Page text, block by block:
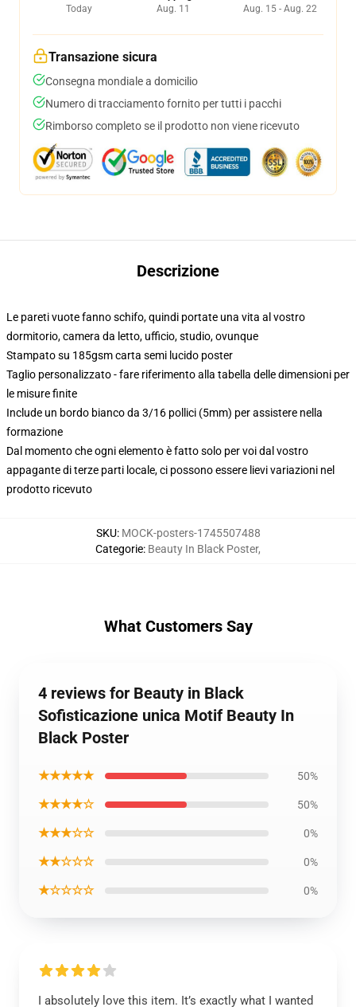
Today
Aug. 11
Aug. 15 - Aug. 22
Transazione sicura
Consegna mondiale a domicilio
Numero di tracciamento fornito per tutti i pacchi
Rimborso completo se il prodotto non viene ricevuto
Descrizione
Le pareti vuote fanno schifo, quindi portate una vita al vostro
dormitorio, camera da letto, ufficio, studio, ovunque
Stampato su 185gsm carta semi lucido poster
Taglio personalizzato - fare riferimento alla tabella delle dimensioni per
le misure finite
Include un bordo bianco da 3/16 pollici (5mm) per assistere nella
formazione
Dal momento che ogni elemento è fatto solo per voi dal vostro
appagante di terze parti locale, ci possono essere lievi variazioni nel
prodotto ricevuto
SKU: MOCK-posters-1745507488
Categorie: Beauty In Black Poster,
What Customers Say
4 reviews for Beauty in Black
Sofisticazione unica Motif Beauty In
Black Poster
★★★★★ 50%
★★★★☆ 50%
★★★☆☆ 0%
★★☆☆☆ 0%
★☆☆☆☆ 0%
I absolutely love this item. It’s exactly what I wanted